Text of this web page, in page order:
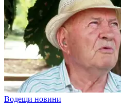
Водещи новини